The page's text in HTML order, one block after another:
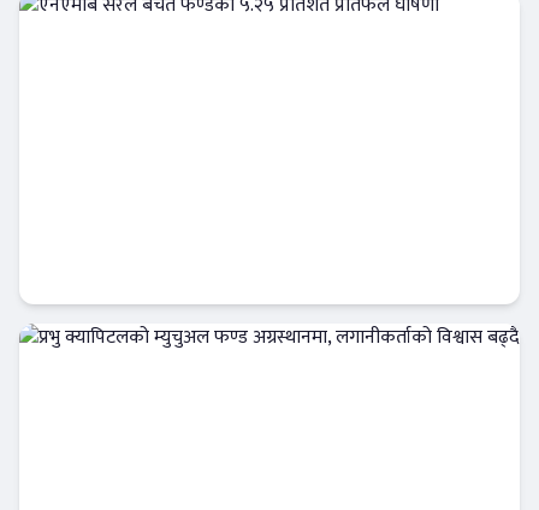
क्यापिटल मार्केट